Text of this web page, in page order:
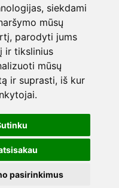
siekdami
mūsų
parodyti jums
ir tikslinius
mūsų
ir suprasti, iš kur
pasirinkimus
•Privatumo politika
gydytojams,
veterinarams,